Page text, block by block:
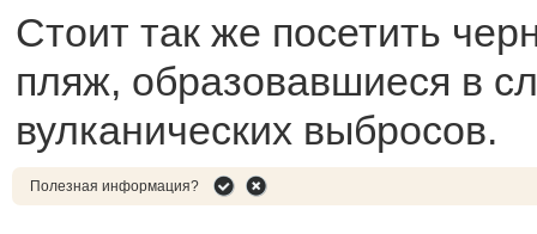
Стоит так же посетить
пляж, образовавшиеся в
вулканических выбросов.
Полезная информация?